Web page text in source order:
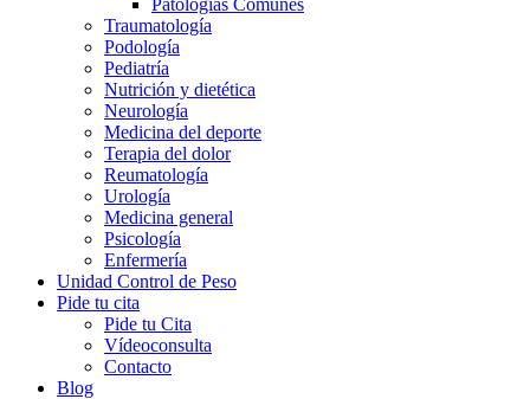
Patologías Comunes
Traumatología
Podología
Pediatría
Nutrición y dietética
Neurología
Medicina del deporte
Terapia del dolor
Reumatología
Urología
Medicina general
Psicología
Enfermería
Unidad Control de Peso
Pide tu cita
Pide tu Cita
Vídeoconsulta
Contacto
Blog